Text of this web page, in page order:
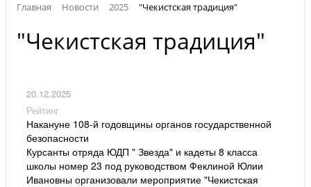
Главная Новости 2025 "Чекистская традиция"
"Чекистская традиция"
20.12.2025
Рейтинг
Накануне 108-й годовщины органов государственной
безопасности
Курсанты отряда ЮДП " Звезда" и кадеты 8 класса
школы номер 23 под руководством Феклиной Юлии
Ивановны организовали мероприятие "Чекистская